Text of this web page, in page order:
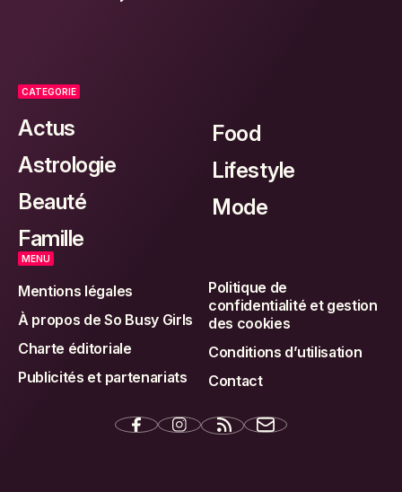
CATEGORIE
Actus
Astrologie
Beauté
Famille
Food
Lifestyle
Mode
MENU
Mentions légales
À propos de So Busy Girls
Charte éditoriale
Publicités et partenariats
Politique de
confidentialité et gestion
des cookies
Conditions d’utilisation
Contact